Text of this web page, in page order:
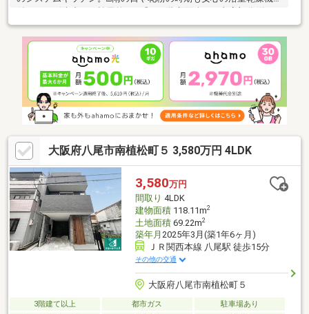
9.72㎡)が含まれます。◆当物件のお問い合わせは、FUKUYA八尾
店までお願い致します◆ＦＵＫＵＹＡ八尾店はアリオ南東側フコ
ク生命ビルの１階です。お電話、メール、ご来店随時受付中で
す。ネット未掲載物件やこれから売り出し予定の情報も豊富にご
ざいますのでまずはご希望条件をお聞かせください。ご来店お待
ちしております。
大阪府八尾市南植松町５ 3,580万円 4LDK
3,580万円
間取り 4LDK
建物面積118.11m2
土地面積69.22m2
築年月 2025年3月(築1年6ヶ月)
ＪＲ関西本線 八尾駅 徒歩15分
その他の交通
大阪府八尾市南植松町５
3階建て以上 都市ガス
駐車場あり